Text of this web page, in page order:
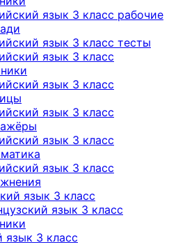
язык 3 класс рабочие
язык 3 класс тесты
язык 3 класс
язык 3 класс
язык 3 класс
язык 3 класс
язык 3 класс
язык 3 класс
язык 3 класс
язык 3 класс